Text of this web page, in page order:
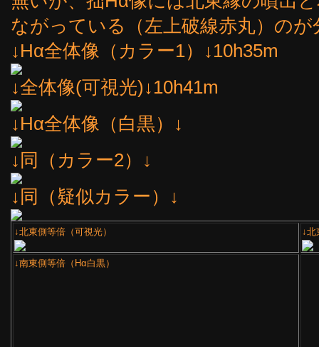
ながっている（左上破線赤丸）のが
↓Hα全体像（カラー1）↓10h35m
↓全体像(可視光)↓10h41m
↓Hα全体像（白黒）↓
↓同（カラー2）↓
↓同（疑似カラー）↓
↓北東側等倍（可視光） ↓北
↓南東側等倍（Hα白黒）